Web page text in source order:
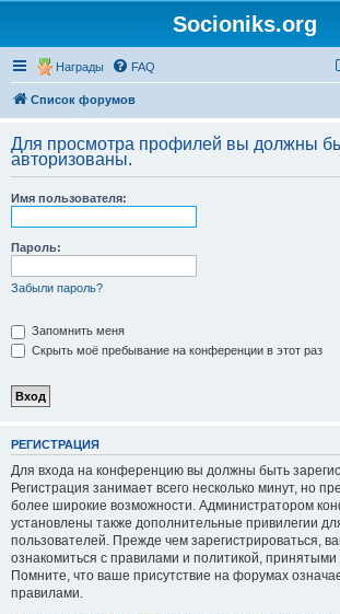
Socioniks.org
Награды FAQ
Список форумов
Для просмотра профилей вы должны
авторизованы.
Имя пользователя:
Пароль:
Забыли пароль?
Запомнить меня
Скрыть моё пребывание на конференции в этот раз
РЕГИСТРАЦИЯ
Для входа на конференцию вы должны быть
Регистрация занимает всего несколько минут, но
более широкие возможности. Администратором
установлены также дополнительные привилегии
пользователей. Прежде чем зарегистрироваться,
ознакомиться с правилами и политикой,
Помните, что ваше присутствие на форумах
правилами.